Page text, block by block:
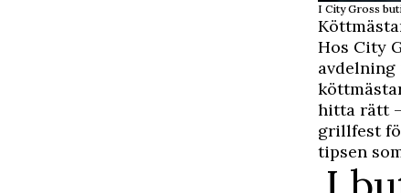
I City Gross
Hos City
hitta rätt
grillfest
tipsen